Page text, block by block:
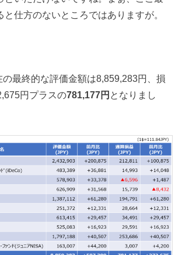
仕方のないところではありますが。
最終的な評価金額は8,859,283円、損
円プラスの781,177円 となりまし